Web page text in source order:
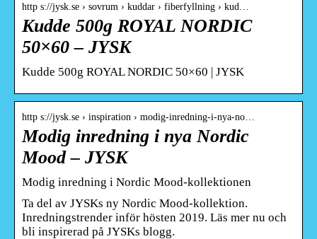
http s://jysk.se › sovrum › kuddar › fiberfyllning › kud…
Kudde 500g ROYAL NORDIC
50×60 – JYSK
Kudde 500g ROYAL NORDIC 50×60 | JYSK
http s://jysk.se › inspiration › modig-inredning-i-nya-no…
Modig inredning i nya Nordic
Mood – JYSK
Modig inredning i Nordic Mood-kollektionen
Ta del av JYSKs ny Nordic Mood-kollektion.
Inredningstrender inför hösten 2019. Läs mer nu och
bli inspirerad på JYSKs blogg.